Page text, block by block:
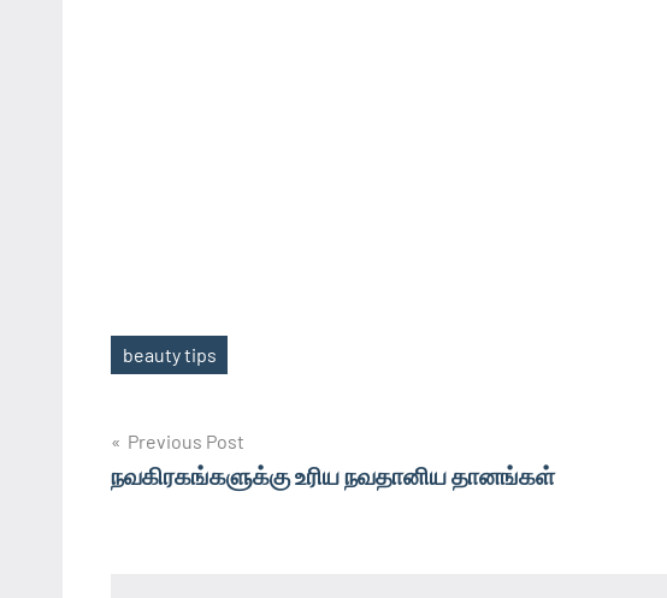
Tags
beauty tips
Post
navigation
Previous Post
நவகிரகங்களுக்கு உரிய நவதானிய தானங்கள்